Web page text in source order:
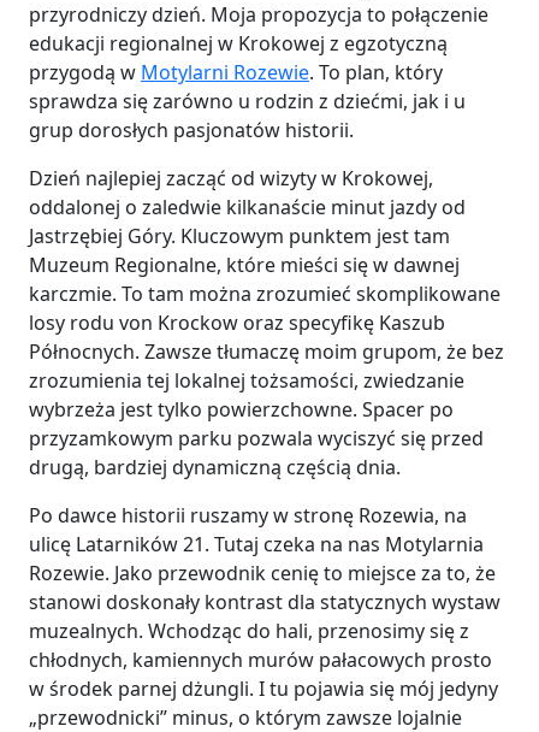
przyrodniczy dzień. Moja propozycja to połączenie
edukacji regionalnej w Krokowej z egzotyczną
przygodą w Motylarni Rozewie. To plan, który
sprawdza się zarówno u rodzin z dziećmi, jak i u
grup dorosłych pasjonatów historii.
Dzień najlepiej zacząć od wizyty w Krokowej,
oddalonej o zaledwie kilkanaście minut jazdy od
Jastrzębiej Góry. Kluczowym punktem jest tam
Muzeum Regionalne, które mieści się w dawnej
karczmie. To tam można zrozumieć skomplikowane
losy rodu von Krockow oraz specyfikę Kaszub
Północnych. Zawsze tłumaczę moim grupom, że bez
zrozumienia tej lokalnej tożsamości, zwiedzanie
wybrzeża jest tylko powierzchowne. Spacer po
przyzamkowym parku pozwala wyciszyć się przed
drugą, bardziej dynamiczną częścią dnia.
Po dawce historii ruszamy w stronę Rozewia, na
ulicę Latarników 21. Tutaj czeka na nas Motylarnia
Rozewie. Jako przewodnik cenię to miejsce za to, że
stanowi doskonały kontrast dla statycznych wystaw
muzealnych. Wchodząc do hali, przenosimy się z
chłodnych, kamiennych murów pałacowych prosto
w środek parnej dżungli. I tu pojawia się mój jedyny
„przewodnicki” minus, o którym zawsze lojalnie